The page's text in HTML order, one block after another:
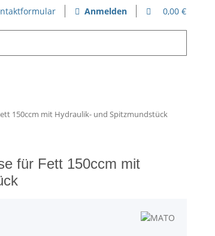
Anmelden 0,00 €
150ccm mit Hydraulik- und Spitzmundstück
für Fett 150ccm mit